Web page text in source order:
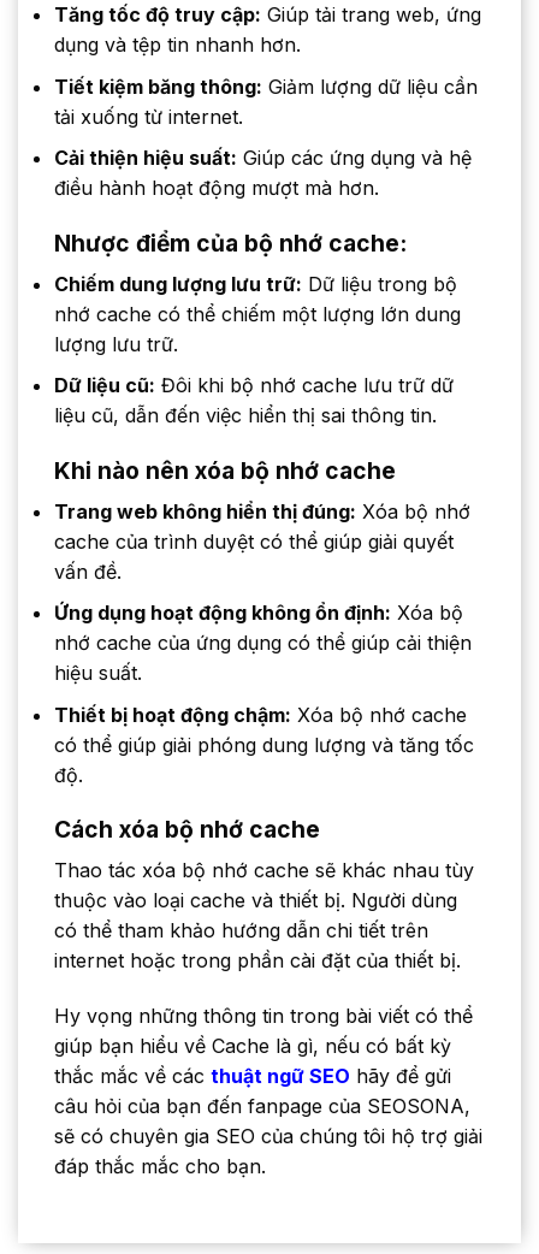
Tăng tốc độ truy cập: Giúp tải trang web, ứng
dụng và tệp tin nhanh hơn.
Tiết kiệm băng thông: Giảm lượng dữ liệu cần
tải xuống từ internet.
Cải thiện hiệu suất: Giúp các ứng dụng và hệ
điều hành hoạt động mượt mà hơn.
Nhược điểm của bộ nhớ cache:
Chiếm dung lượng lưu trữ: Dữ liệu trong bộ
nhớ cache có thể chiếm một lượng lớn dung
lượng lưu trữ.
Dữ liệu cũ: Đôi khi bộ nhớ cache lưu trữ dữ
liệu cũ, dẫn đến việc hiển thị sai thông tin.
Khi nào nên xóa bộ nhớ cache
Trang web không hiển thị đúng: Xóa bộ nhớ
cache của trình duyệt có thể giúp giải quyết
vấn đề.
Ứng dụng hoạt động không ổn định: Xóa bộ
nhớ cache của ứng dụng có thể giúp cải thiện
hiệu suất.
Thiết bị hoạt động chậm: Xóa bộ nhớ cache
có thể giúp giải phóng dung lượng và tăng tốc
độ.
Cách xóa bộ nhớ cache
Thao tác xóa bộ nhớ cache sẽ khác nhau tùy
thuộc vào loại cache và thiết bị. Người dùng
có thể tham khảo hướng dẫn chi tiết trên
internet hoặc trong phần cài đặt của thiết bị.
Hy vọng những thông tin trong bài viết có thể
giúp bạn hiểu về Cache là gì, nếu có bất kỳ
thắc mắc về các thuật ngữ SEO hãy để gửi
câu hỏi của bạn đến fanpage của SEOSONA,
sẽ có chuyên gia SEO của chúng tôi hộ trợ giải
đáp thắc mắc cho bạn.